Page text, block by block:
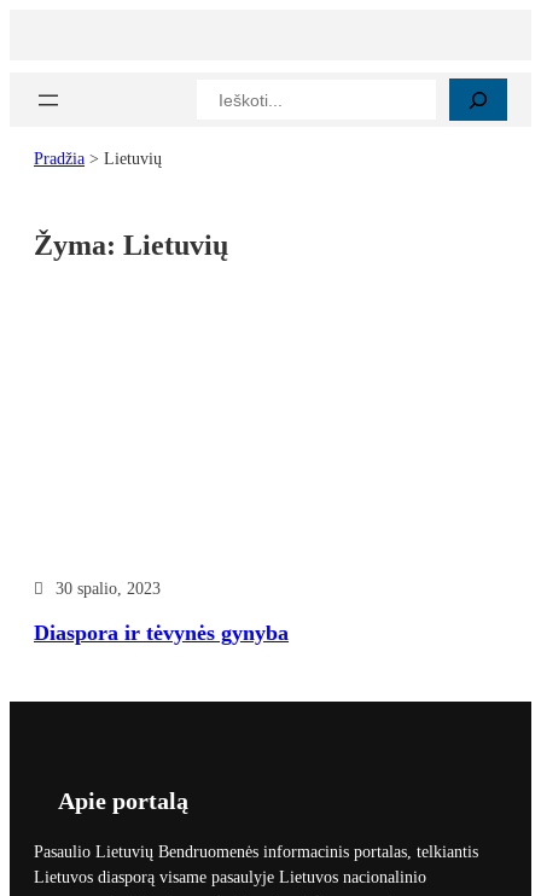
Paieška
Pradžia > Lietuvių
Žyma: Lietuvių
30 spalio, 2023
Diaspora ir tėvynės gynyba
Apie portalą
Pasaulio Lietuvių Bendruomenės informacinis portalas, telkiantis
Lietuvos diasporą visame pasaulyje Lietuvos nacionalinio